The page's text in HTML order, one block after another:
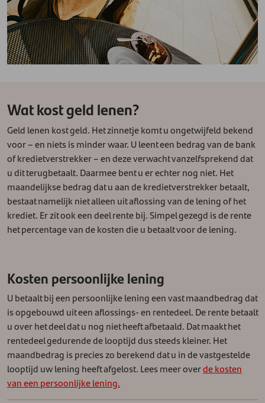
Wat kost geld lenen?
Geld lenen kost geld. Het zinnetje komt u ongetwijfeld bekend
voor – en niets is minder waar. U leent een bedrag van de bank
of kredietverstrekker – en deze verwacht vanzelfsprekend dat
u dit terugbetaalt. Daarmee bent u er echter nog niet. Het
maandelijkse bedrag dat u aan de kredietverstrekker betaalt,
bestaat namelijk niet alleen uit aflossing van de lening of het
krediet. Er zit ook een deel rente bij. Simpel gezegd is de rente
het percentage van de kosten die u betaalt voor de lening.
Kosten persoonlijke lening
U betaalt bij een persoonlijke lening een vast maandbedrag dat
is opgebouwd uit een aflossings- en rentedeel. De rente betaalt
u over het deel dat u nog niet heeft afbetaald. Dat maakt het
rentedeel gedurende de looptijd dus steeds kleiner. Het
maandbedrag is precies zo berekend dat u in de vastgestelde
looptijd uw lening heeft afgelost. Lees meer overde kosten
van een persoonlijke lening.